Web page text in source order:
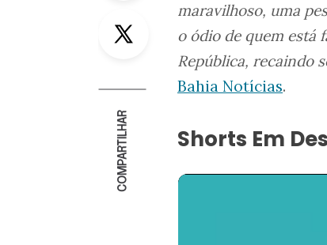
Twitter
COMPARTILHAR
maravilhoso, uma
o ódio de quem está
República, recaindo
Bahia Notícias.
Shorts Em